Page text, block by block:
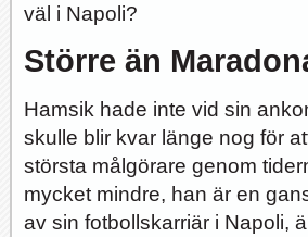
väl i Napoli?
Större än
Hamsik hade inte vid sin
skulle blir kvar länge nog för
största målgörare genom
mycket mindre, han är en
av sin fotbollskarriär i Napoli,